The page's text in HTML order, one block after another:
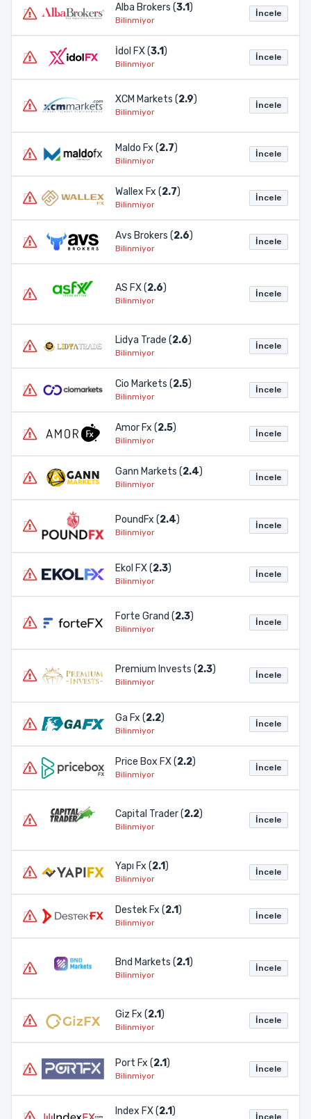
Alba Brokers (3.1)
Bilinmiyor
İncele
İdol FX (3.1)
Bilinmiyor
İncele
XCM Markets (2.9)
Bilinmiyor
İncele
Maldo Fx (2.7)
Bilinmiyor
İncele
Wallex Fx (2.7)
Bilinmiyor
İncele
Avs Brokers (2.6)
Bilinmiyor
İncele
AS FX (2.6)
Bilinmiyor
İncele
Lidya Trade (2.6)
Bilinmiyor
İncele
Cio Markets (2.5)
Bilinmiyor
İncele
Amor Fx (2.5)
Bilinmiyor
İncele
Gann Markets (2.4)
Bilinmiyor
İncele
PoundFx (2.4)
Bilinmiyor
İncele
Ekol FX (2.3)
Bilinmiyor
İncele
Forte Grand (2.3)
Bilinmiyor
İncele
Premium Invests (2.3)
Bilinmiyor
İncele
Ga Fx (2.2)
Bilinmiyor
İncele
Price Box FX (2.2)
Bilinmiyor
İncele
Capital Trader (2.2)
Bilinmiyor
İncele
Yapı Fx (2.1)
Bilinmiyor
İncele
Destek Fx (2.1)
Bilinmiyor
İncele
Bnd Markets (2.1)
Bilinmiyor
İncele
Giz Fx (2.1)
Bilinmiyor
İncele
Port Fx (2.1)
Bilinmiyor
İncele
Index FX (2.1)